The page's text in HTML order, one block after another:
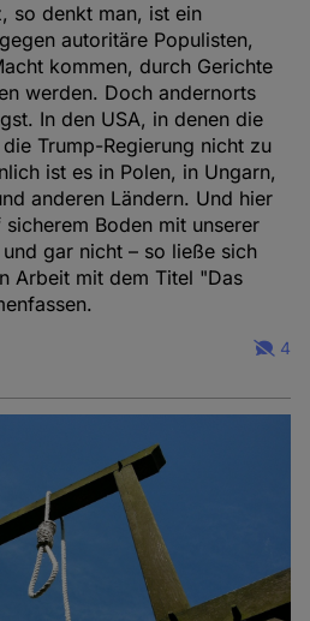
so denkt man, ist ein
autoritäre Populisten,
kommen, durch Gerichte
werden. Doch andernorts
In den USA, in denen die
Trump-Regierung nicht zu
ist es in Polen, in Ungarn,
anderen Ländern. Und hier
Boden mit unserer
gar nicht – so ließe sich
Arbeit mit dem Titel "Das
4